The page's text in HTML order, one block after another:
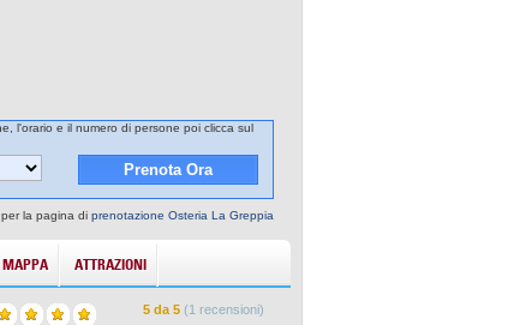
l'orario e il numero di persone poi clicca sul
la pagina di prenotazione Osteria La Greppia
MAPPA ATTRAZIONI
5da5 (1recensioni)